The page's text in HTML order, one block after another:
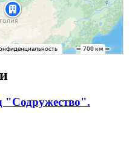
"Содружество".